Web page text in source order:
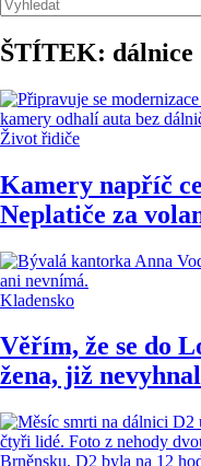
ŠTÍTEK: dálnice
Život řidiče
Kamery napříč
Neplatiče za
Kladensko
Věřím, že se do
žena, již